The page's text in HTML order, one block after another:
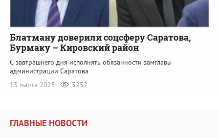
Блатману доверили соцсферу Саратова,
Бурмаку – Кировский район
С завтрашнего дня исполнять обязанности замглавы
администрации Саратова
13 марта 2025
5252
ГЛАВНЫЕ НОВОСТИ